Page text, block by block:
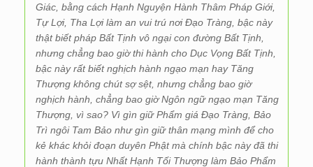
Giác, bằng cách Hạnh Nguyện Hành Thâm Pháp Giới,
Tự Lợi, Tha Lợi làm an vui trú nơi Đạo Tràng, bậc này
thật biết pháp Bất Tịnh vô ngại con đường Bất Tịnh,
nhưng chẳng bao giờ thi hành cho Dục Vọng Bất Tịnh,
bậc này rất biết nghịch hành ngạo mạn hay Tăng
Thượng không chút sợ sệt, nhưng chẳng bao giờ
nghịch hành, chẳng bao giờ Ngôn ngữ ngạo mạn Tăng
Thượng, vì sao? Vì gìn giữ Phẩm giá Đạo Tràng, Bảo
Trì ngôi Tam Bảo như gìn giữ thân mạng mình để cho
kẻ khác khỏi đoạn duyên Phật mà chính bậc này đã thi
hành thành tựu Nhất Hạnh Tối Thượng làm Bảo Phẩm